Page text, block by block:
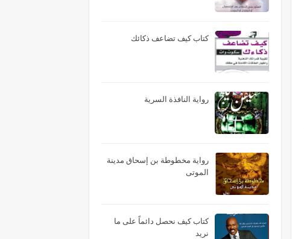
كتاب كيف تضاعف ذكائك
رواية النافذة السرية
رواية مخطوطة بن إسحاق مدينة
الموتى
كتاب كيف نحصل دائماً على ما
نريد